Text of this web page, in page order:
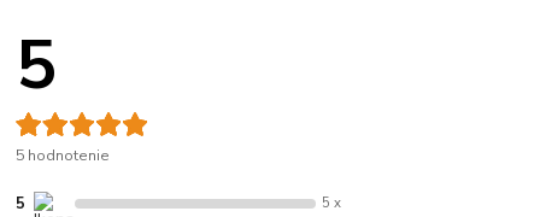
5
5 hodnotenie
5 5 x